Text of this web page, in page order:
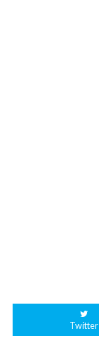
Twitter